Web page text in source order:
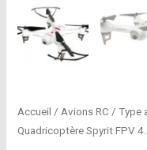
Accueil /Avions RC /Type
Quadricoptère Spyrit FPV